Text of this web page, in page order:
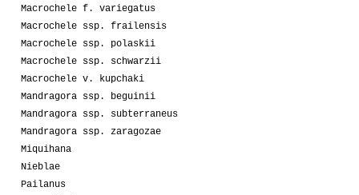
Macrochele f. variegatus
Macrochele ssp. frailensis
Macrochele ssp. polaskii
Macrochele ssp. schwarzii
Macrochele v. kupchaki
Mandragora ssp. beguinii
Mandragora ssp. subterraneus
Mandragora ssp. zaragozae
Miquihana
Nieblae
Pailanus